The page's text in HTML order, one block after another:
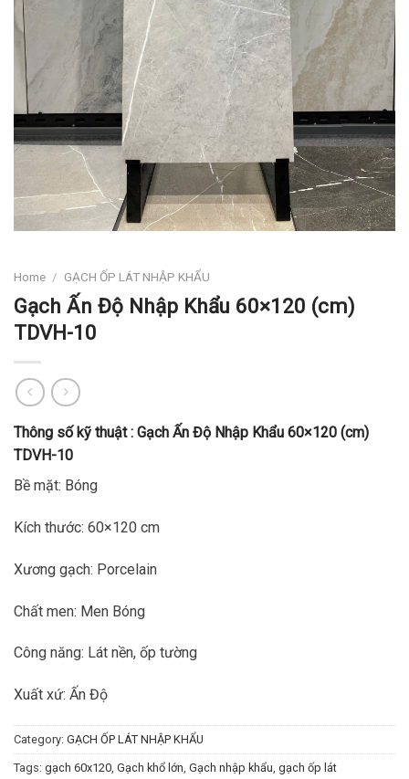
Home / GẠCH ỐP LÁT NHẬP KHẨU
Gạch Ấn Độ Nhập Khẩu 60×120 (cm)
TDVH-10
Thông số kỹ thuật : Gạch Ấn Độ Nhập Khẩu 60×120 (cm)
TDVH-10
Bề mặt: Bóng
Kích thước: 60×120 cm
Xương gạch: Porcelain
Chất men: Men Bóng
Công năng: Lát nền, ốp tường
Xuất xứ: Ấn Độ
Category: GẠCH ỐP LÁT NHẬP KHẨU
Tags: gạch 60x120, Gạch khổ lớn, Gạch nhập khẩu, gạch ốp lát